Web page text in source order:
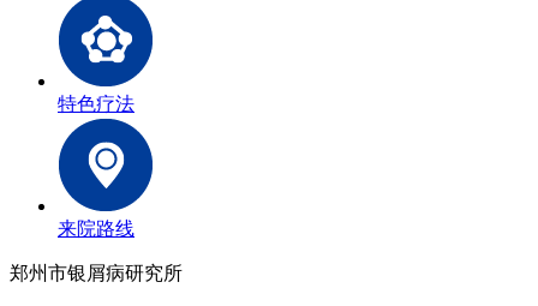
特色疗法
来院路线
郑州市银屑病研究所